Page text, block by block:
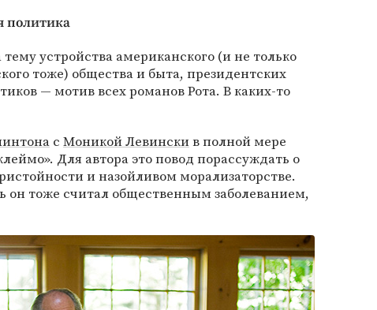
политика
устройства американского (и не только
тоже) общества и быта, президентских
— мотив всех романов Рота. В каких-то
с Моникой Левинскив полной мере
Для автора это повод порассуждать о
и назойливом морализаторстве.
он тоже считал общественным заболеванием,